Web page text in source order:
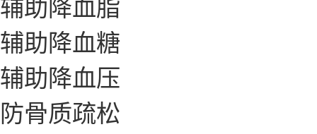
辅助降血糖
辅助降血压
防骨质疏松